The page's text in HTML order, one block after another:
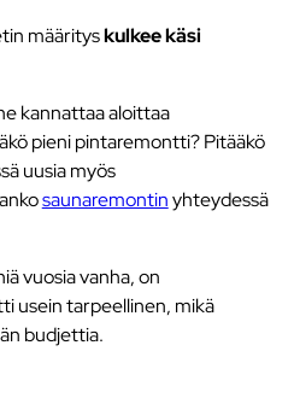
määrityskulkee käsi
kannattaa aloittaa
pieni pintaremontti? Pitääkö
uusia myös
saunaremontinyhteydessä
vuosia vanha, on
usein tarpeellinen, mikä
budjettia.